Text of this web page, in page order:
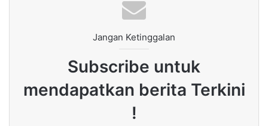
Jangan Ketinggalan
Subscribe untuk
mendapatkan berita Terkini
!